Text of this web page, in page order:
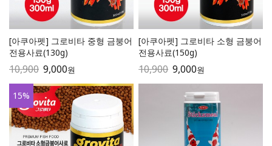
[아쿠아펫] 그로비타 중형 금붕어
전용사료(130g)
10,900 9,000원
[아쿠아펫] 그로비타 소형 금붕어
전용사료(150g)
10,900 9,000원
15%